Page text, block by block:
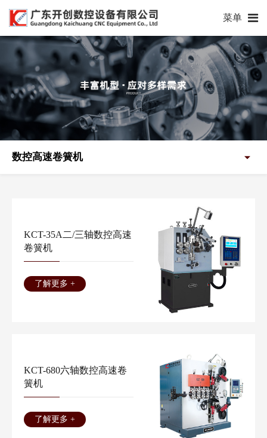
菜单
数控高速卷簧机
KCT-35A二/三轴数控高速
卷簧机
了解更多 +
KCT-680六轴数控高速卷
簧机
了解更多 +